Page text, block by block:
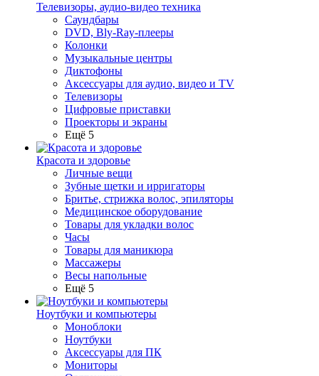
Телевизоры, аудио-видео техника
Саундбары
DVD, Bly-Ray-плееры
Колонки
Музыкальные центры
Диктофоны
Аксессуары для аудио, видео и TV
Телевизоры
Цифровые приставки
Проекторы и экраны
Ещё 5
Красота и здоровье
Личные вещи
Зубные щетки и ирригаторы
Бритье, стрижка волос, эпиляторы
Медицинское оборудование
Товары для укладки волос
Часы
Товары для маникюра
Массажеры
Весы напольные
Ещё 5
Ноутбуки и компьютеры
Моноблоки
Ноутбуки
Аксессуары для ПК
Мониторы